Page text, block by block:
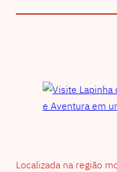
Localizada na região